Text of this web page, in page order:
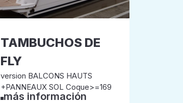
TAMBUCHOS DE
FLY
version BALCONS HAUTS
+PANNEAUX SOL Coque>=169
más información